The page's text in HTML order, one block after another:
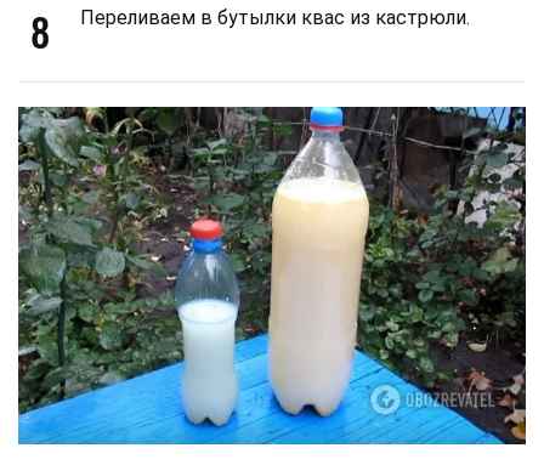
8 Переливаем в бутылки квас из кастрюли.